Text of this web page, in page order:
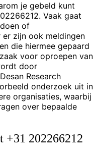
je gebeld kunt
Vaak gaat
of
zijn ook meldingen
die hiermee gepaard
voor oproepen van
door
Research
onderzoek uit in
organisaties, waarbij
over bepaalde
+31 202266212